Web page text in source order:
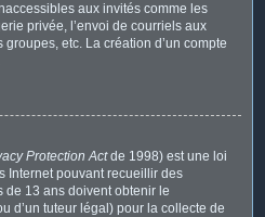
aux invités comme les
privée, l’envoi de courriels aux
etc. La création d’un compte
Protection Actde 1998) est une loi
Internet pouvant recueillir des
de 13 ans doivent obtenir le
d’un tuteur légal) pour la collecte de